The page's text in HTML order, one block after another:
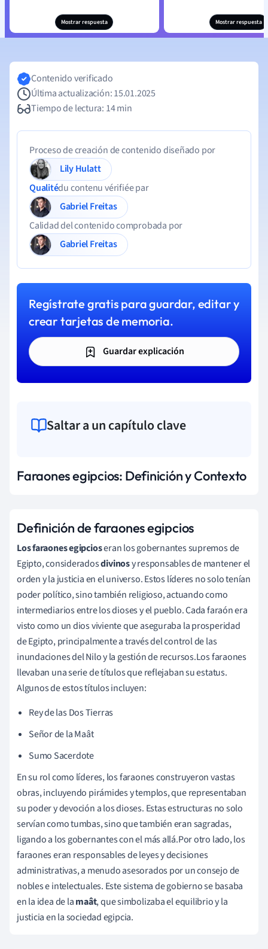
Mostrar respuesta Mostrar respuesta
Contenido verificado
Última actualización: 15.01.2025
Tiempo de lectura: 14 min
Proceso de creación de contenido diseñado por
Lily Hulatt
Qualitédu contenu vérifiée par
Gabriel Freitas
Calidad del contenido comprobada por
Gabriel Freitas
Regístrate gratis para guardar, editar y
crear tarjetas de memoria.
Guardar explicación
Saltar a un capítulo clave
Faraones egipcios: Definición y Contexto
Definición de faraones egipcios
Los faraones egipcioseran los gobernantes supremos de
Egipto, consideradosdivinosy responsables de mantener el
orden y la justicia en el universo. Estos líderes no solo tenían
poder político, sino también religioso, actuando como
intermediarios entre los dioses y el pueblo. Cada faraón era
visto como un dios viviente que aseguraba la prosperidad
de Egipto, principalmente a través del control de las
inundaciones del Nilo y la gestión de recursos.Los faraones
llevaban una serie de títulos que reflejaban su estatus.
Algunos de estos títulos incluyen:
Rey de las Dos Tierras
Señor de la Maât
Sumo Sacerdote
En su rol como líderes, los faraones construyeron vastas
obras, incluyendo pirámides y templos, que representaban
su poder y devoción a los dioses. Estas estructuras no solo
servían como tumbas, sino que también eran sagradas,
ligando a los gobernantes con el más allá.Por otro lado, los
faraones eran responsables de leyes y decisiones
administrativas, a menudo asesorados por un consejo de
nobles e intelectuales. Este sistema de gobierno se basaba
en la idea de lamaât, que simbolizaba el equilibrio y la
justicia en la sociedad egipcia.